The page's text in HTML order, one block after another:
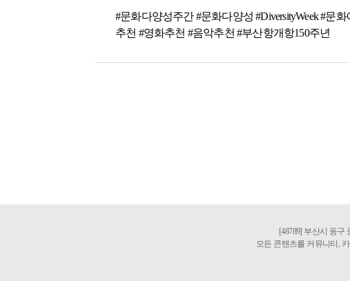
#문화다양성주간 #문화다양성 #DiversityWeek #
추천 #영화추천 #음악추천 #부산항개항150주년
[48789] 부산시 동구
모든 콘텐츠를 커뮤니티,